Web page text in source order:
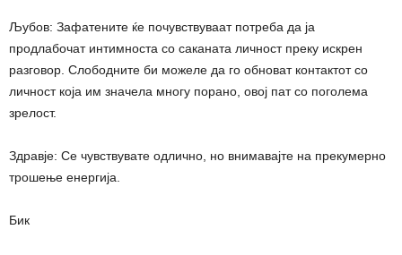
Љубов: Зафатените ќе почувствуваат потреба да ја
продлабочат интимноста со саканата личност преку искрен
разговор. Слободните би можеле да го обноват контактот со
личност која им значела многу порано, овој пат со поголема
зрелост.
Здравје: Се чувствувате одлично, но внимавајте на прекумерно
трошење енергија.
Бик